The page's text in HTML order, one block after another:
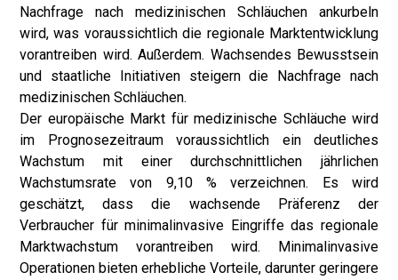
Nachfrage nach medizinischen Schläuchen ankurbeln
wird, was voraussichtlich die regionale Marktentwicklung
vorantreiben wird. Außerdem. Wachsendes Bewusstsein
und staatliche Initiativen steigern die Nachfrage nach
medizinischen Schläuchen.
Der europäische Markt für medizinische Schläuche wird
im Prognosezeitraum voraussichtlich ein deutliches
Wachstum mit einer durchschnittlichen jährlichen
Wachstumsrate von 9,10 % verzeichnen. Es wird
geschätzt, dass die wachsende Präferenz der
Verbraucher für minimalinvasive Eingriffe das regionale
Marktwachstum vorantreiben wird. Minimalinvasive
Operationen bieten erhebliche Vorteile, darunter geringere